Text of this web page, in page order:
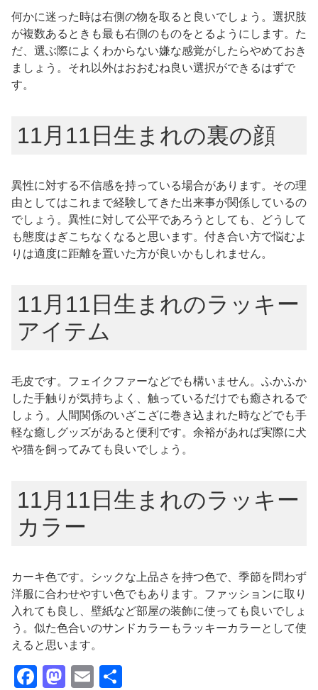
何かに迷った時は右側の物を取ると良いでしょう。選択肢
が複数あるときも最も右側のものをとるようにします。た
だ、選ぶ際によくわからない嫌な感覚がしたらやめておき
ましょう。それ以外はおおむね良い選択ができるはずで
す。
11月11日生まれの裏の顔
異性に対する不信感を持っている場合があります。その理
由としてはこれまで経験してきた出来事が関係しているの
でしょう。異性に対して公平であろうとしても、どうして
も態度はぎこちなくなると思います。付き合い方で悩むよ
りは適度に距離を置いた方が良いかもしれません。
11月11日生まれのラッキー
アイテム
毛皮です。フェイクファーなどでも構いません。ふかふか
した手触りが気持ちよく、触っているだけでも癒されるで
しょう。人間関係のいざこざに巻き込まれた時などでも手
軽な癒しグッズがあると便利です。余裕があれば実際に犬
や猫を飼ってみても良いでしょう。
11月11日生まれのラッキー
カラー
カーキ色です。シックな上品さを持つ色で、季節を問わず
洋服に合わせやすい色でもあります。ファッションに取り
入れても良し、壁紙など部屋の装飾に使っても良いでしょ
う。似た色合いのサンドカラーもラッキーカラーとして使
えると思います。
Facebook
Mastodon
Email